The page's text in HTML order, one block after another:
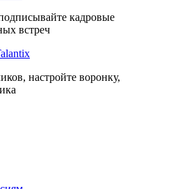
кадровые
встреч
настройте воронку,